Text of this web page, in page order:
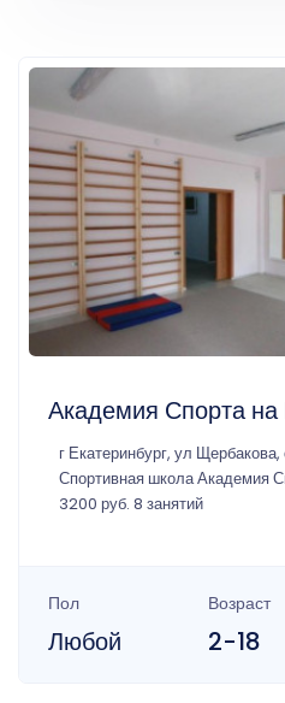
Академия Спорта
г Екатеринбург, ул Щербакова,
Спортивная школа Академия
3200 руб. 8 занятий
Пол
Любой
Возраст
2-18